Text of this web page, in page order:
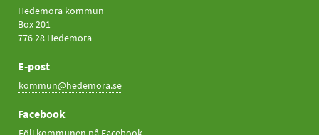
Hedemora kommun
Box 201
776 28 Hedemora
E-post
kommun@hedemora.se
Facebook